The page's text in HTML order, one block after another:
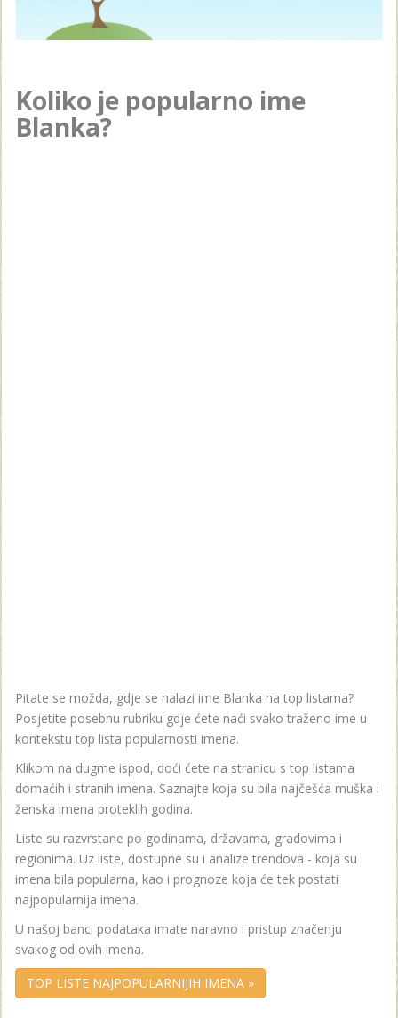
Koliko je popularno ime
Blanka?
Pitate se možda, gdje se nalazi ime Blanka na top listama?
Posjetite posebnu rubriku gdje ćete naći svako traženo ime u
kontekstu top lista popularnosti imena.
Klikom na dugme ispod, doći ćete na stranicu s top listama
domaćih i stranih imena. Saznajte koja su bila najčešća muška i
ženska imena proteklih godina.
Liste su razvrstane po godinama, državama, gradovima i
regionima. Uz liste, dostupne su i analize trendova - koja su
imena bila popularna, kao i prognoze koja će tek postati
najpopularnija imena.
U našoj banci podataka imate naravno i pristup značenju
svakog od ovih imena.
TOP LISTE NAJPOPULARNIJIH IMENA »